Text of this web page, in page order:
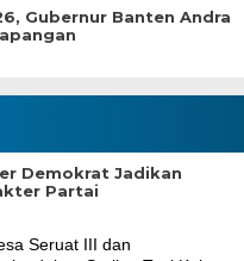
Gubernur Banten Andra
Demokrat Jadikan
Partai